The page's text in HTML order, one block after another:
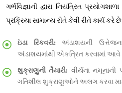
ગર્ભવિજ્ઞાની દ્વારા નિયંત્રિત
પ્રક્રિયા સામાન્ય રીતે કેવી રીતે કાર્ય
ઇંડા રિકવરી: અંડાશયની
અંડાશયમાંથી એકત્રિત કરવામાં આવે
શુક્રાણુની તૈયારી: વીર્યના
ગતિશીલ શુક્રાણુઓને અલગ કરવા